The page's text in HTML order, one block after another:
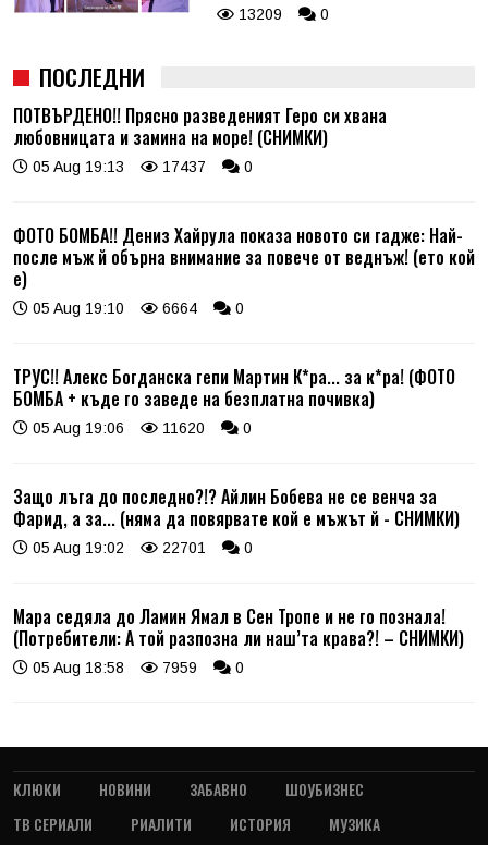
13209 0
ПОСЛЕДНИ
ПОТВЪРДЕНО!! Прясно разведеният Геро си хвана
любовницата и замина на море! (СНИМКИ)
05 Aug 19:13 17437 0
ФОТО БОМБА!! Дениз Хайрула показа новото си гадже: Най-
после мъж й обърна внимание за повече от веднъж! (ето кой
е)
05 Aug 19:10 6664 0
ТРУС!! Алекс Богданска гепи Мартин К*ра... за к*ра! (ФОТО
БОМБА + къде го заведе на безплатна почивка)
05 Aug 19:06 11620 0
Защо лъга до последно?!? Айлин Бобева не се венча за
Фарид, а за... (няма да повярвате кой е мъжът й - СНИМКИ)
05 Aug 19:02 22701 0
Мара седяла до Ламин Ямал в Сен Тропе и не го познала!
(Потребители: А той разпозна ли наш’та крава?! – СНИМКИ)
05 Aug 18:58 7959 0
КЛЮКИ НОВИНИ ЗАБАВНО
ШОУБИЗНЕС
ТВ СЕРИАЛИ
РИАЛИТИ ИСТОРИЯ МУЗИКА